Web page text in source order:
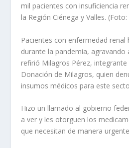
mil pacientes con insuficiencia
la Región Ciénega y Valles.
Pacientes con enfermedad renal
durante la pandemia, agravando
refirió Milagros Pérez, integrante
Donación de Milagros, quien
insumos médicos para este
Hizo un llamado al gobierno
a ver y les otorguen los
que necesitan de manera